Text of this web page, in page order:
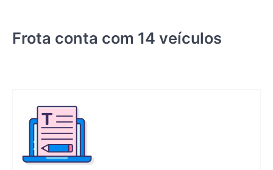
Frota conta com 14 veículos